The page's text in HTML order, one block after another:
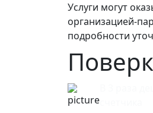
Услуги могут
организацией-
подробности